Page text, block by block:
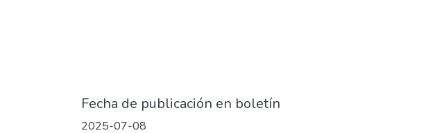
Fecha de publicación en boletín
2025-07-08